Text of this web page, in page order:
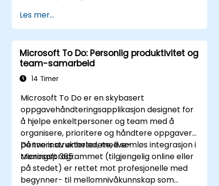
Les mer...
Microsoft To Do: Personlig produktivitet og
team-samarbeid
14 Timer
Microsoft To Do er en skybasert
oppgavehåndteringsapplikasjon designet for
å hjelpe enkeltpersoner og team med å
organisere, prioritere og håndtere oppgaver
på tvers av enheter, med sømløs integrasjon i
Microsoft 365.
Denne instruktørledete, live-
treningsprogrammet (tilgjengelig online eller
på stedet) er rettet mot profesjonelle med
begynner- til mellomnivåkunnskap som